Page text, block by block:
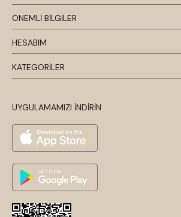
ÖNEMLİ BİLGİLER
HESABIM
KATEGORİLER
UYGULAMAMIZI İNDİRİN